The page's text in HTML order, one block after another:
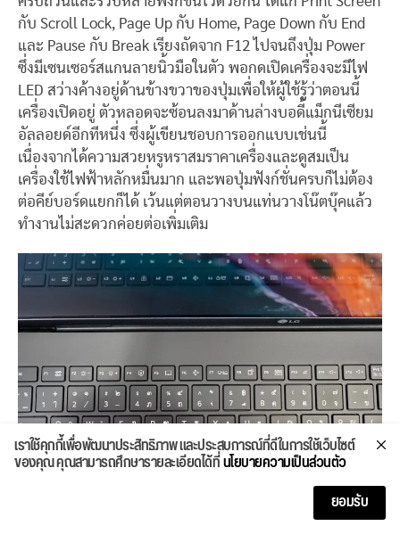
กับ Scroll Lock, Page Up กับ Home, Page Down กับ End
และ Pause กับ Break เรียงถัดจาก F12 ไปจนถึงปุ่ม Power
ซึ่งมีเซนเซอร์สแกนลายนิ้วมือในตัว พอกดเปิดเครื่องจะมีไฟ
LED สว่างค้างอยู่ด้านข้างขวาของปุ่มเพื่อให้ผู้ใช้รู้ว่าตอนนี้
เครื่องเปิดอยู่ ตัวหลอดจะซ้อนลงมาด้านล่างบอดี้แม็กนีเซียม
อัลลอยด์อีกทีหนึ่ง ซึ่งผู้เขียนชอบการออกแบบเช่นนี้
เนื่องจากได้ความสวยหรูหราสมราคาเครื่องและดูสมเป็น
เครื่องใช้ไฟฟ้าหลักหมื่นมาก และพอปุ่มฟังก์ชั่นครบก็ไม่ต้อง
ต่อคีย์บอร์ดแยกก็ได้ เว้นแต่ตอนวางบนแท่นวางโน๊ตบุ๊คแล้ว
ทำงานไม่สะดวกค่อยต่อเพิ่มเติม
เราใช้คุกกี้เพื่อพัฒนาประสิทธิภาพ และประสบการณ์ที่ดีในการใช้เว็บไซต์
ของคุณ คุณสามารถศึกษารายละเอียดได้ที่นโยบายความเป็นส่วนตัว
ยอมรับ